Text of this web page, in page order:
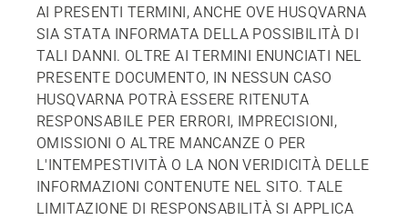
AI PRESENTI TERMINI, ANCHE OVE HUSQVARNA
SIA STATA INFORMATA DELLA POSSIBILITÀ DI
TALI DANNI. OLTRE AI TERMINI ENUNCIATI NEL
PRESENTE DOCUMENTO, IN NESSUN CASO
HUSQVARNA POTRÀ ESSERE RITENUTA
RESPONSABILE PER ERRORI, IMPRECISIONI,
OMISSIONI O ALTRE MANCANZE O PER
L'INTEMPESTIVITÀ O LA NON VERIDICITÀ DELLE
INFORMAZIONI CONTENUTE NEL SITO. TALE
LIMITAZIONE DI RESPONSABILITÀ SI APPLICA